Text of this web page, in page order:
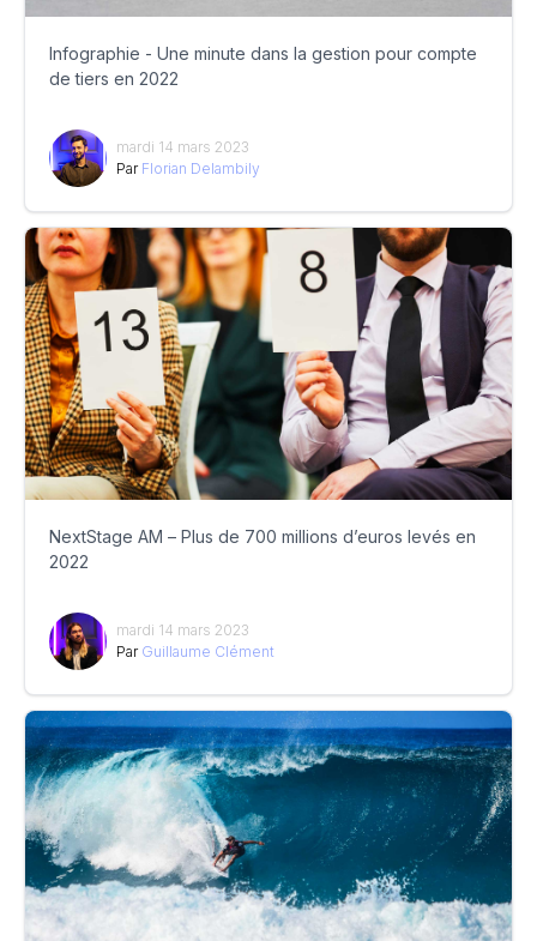
Infographie - Une minute dans la gestion pour compte
de tiers en 2022
mardi 14 mars 2023
Par Florian Delambily
NextStage AM – Plus de 700 millions d’euros levés en
2022
mardi 14 mars 2023
Par Guillaume Clément